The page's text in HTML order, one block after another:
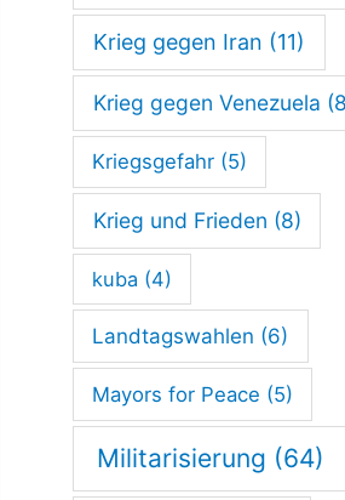
Krieg gegen Iran (11)
Krieg gegen Venezuela
Kriegsgefahr (5)
Krieg und Frieden (8)
kuba (4)
Landtagswahlen (6)
Mayors for Peace (5)
Militarisierung (64)